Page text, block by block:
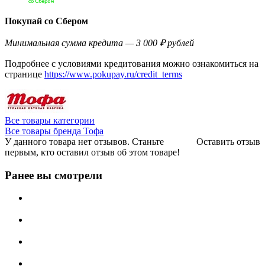
Покупай со Сбером
Минимальная сумма кредита — 3 000 ₽ рублей
Подробнее с условиями кредитования можно ознакомиться на
странице https://www.pokupay.ru/credit_terms
Все товары категории
Все товары бренда Тофа
Оставить отзыв
У данного товара нет отзывов. Станьте
первым, кто оставил отзыв об этом товаре!
Ранее вы смотрели